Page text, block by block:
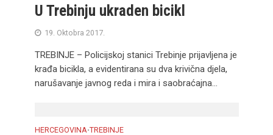
U Trebinju ukraden bicikl
19. Oktobra 2017.
TREBINJE – Policijskoj stanici Trebinje prijavljena je
krađa bicikla, a evidentirana su dva krivična djela,
narušavanje javnog reda i mira i saobraćajna...
HERCEGOVINA•TREBINJE